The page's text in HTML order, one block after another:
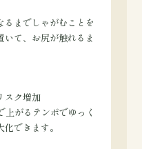
るまでしゃがむことを
いて、お尻が触れるま
スク増加
上がるテンポでゆっく
できます。